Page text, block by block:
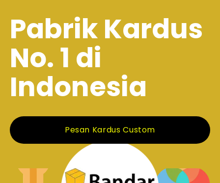
Pabrik Kardus
No. 1 di
Indonesia
Pesan Kardus Custom